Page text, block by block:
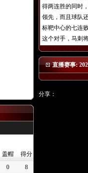
盖帽
得分
0
8
得两连胜的同时
领先，而且球队
标靶中心的七连
这个对手，马刺
直播赛事:
分享：